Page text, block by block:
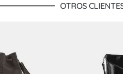
OTROS